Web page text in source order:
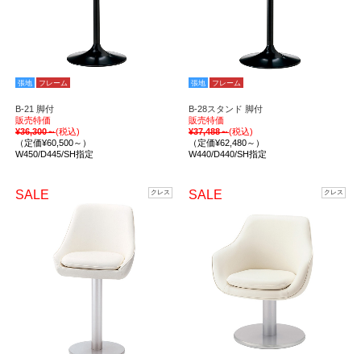
張地 フレーム
B-21 脚付
販売特価
¥36,300～(税込)
（定価¥60,500～）
W450/D445/SH指定
張地 フレーム
B-28スタンド 脚付
販売特価
¥37,488～(税込)
（定価¥62,480～）
W440/D440/SH指定
SALE クレス SALE クレス